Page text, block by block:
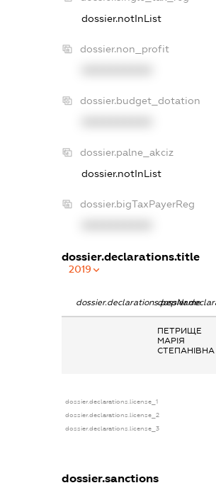
dossier.notInList
dossier.non_profit
dossier.budget_dotation
dossier.palne_akciz
dossier.notInList
dossier.bigTaxPayerReg
dossier.declarations.title
2019
dossier.declarations.pepName
ПЕТРИЩЕ
МАРІЯ
СТЕПАНІВНА
dossier.declarations.license_1
dossier.declarations.license_2
dossier.declarations.license_3
dossier.sanctions